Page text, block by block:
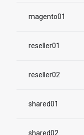
magento01
reseller01
reseller02
shared01
shared02